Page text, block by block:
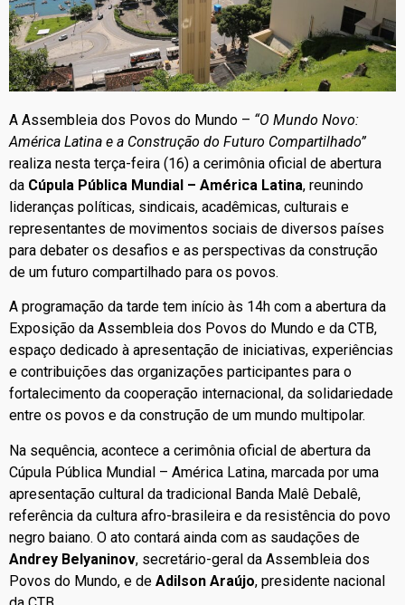
A Assembleia dos Povos do Mundo – “O Mundo Novo:
América Latina e a Construção do Futuro Compartilhado”
realiza nesta terça-feira (16) a cerimônia oficial de abertura
da Cúpula Pública Mundial – América Latina, reunindo
lideranças políticas, sindicais, acadêmicas, culturais e
representantes de movimentos sociais de diversos países
para debater os desafios e as perspectivas da construção
de um futuro compartilhado para os povos.
A programação da tarde tem início às 14h com a abertura da
Exposição da Assembleia dos Povos do Mundo e da CTB,
espaço dedicado à apresentação de iniciativas, experiências
e contribuições das organizações participantes para o
fortalecimento da cooperação internacional, da solidariedade
entre os povos e da construção de um mundo multipolar.
Na sequência, acontece a cerimônia oficial de abertura da
Cúpula Pública Mundial – América Latina, marcada por uma
apresentação cultural da tradicional Banda Malê Debalê,
referência da cultura afro-brasileira e da resistência do povo
negro baiano. O ato contará ainda com as saudações de
Andrey Belyaninov, secretário-geral da Assembleia dos
Povos do Mundo, e de Adilson Araújo, presidente nacional